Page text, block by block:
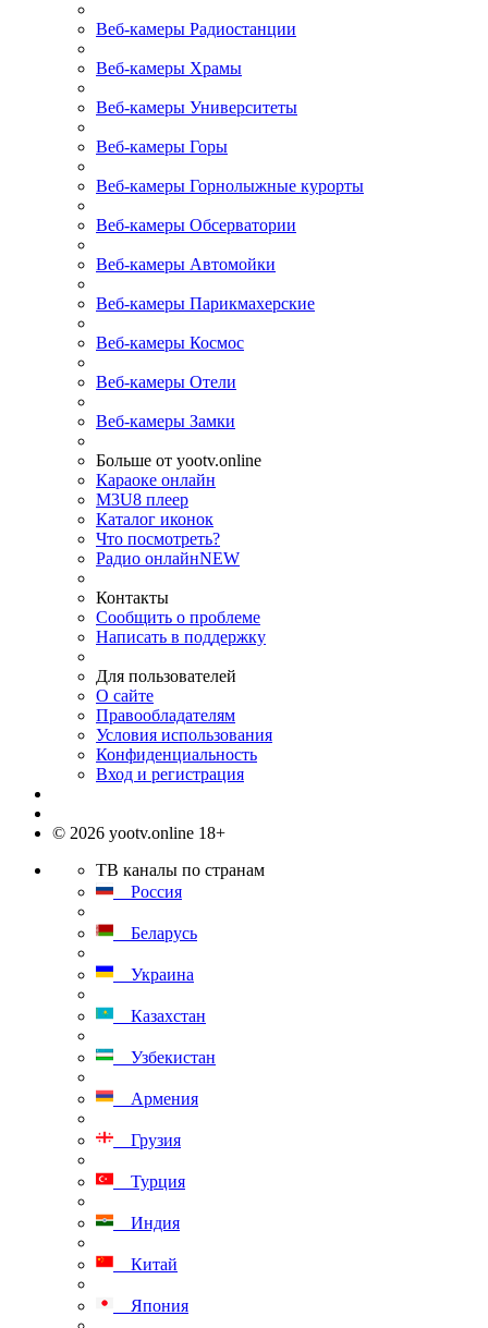
Веб-камеры Радиостанции
Веб-камеры Храмы
Веб-камеры Университеты
Веб-камеры Горы
Веб-камеры Горнолыжные курорты
Веб-камеры Обсерватории
Веб-камеры Автомойки
Веб-камеры Парикмахерские
Веб-камеры Космос
Веб-камеры Отели
Веб-камеры Замки
Больше от yootv.online
Караоке онлайн
M3U8 плеер
Каталог иконок
Что посмотреть?
Радио онлайнNEW
Контакты
Сообщить о проблеме
Написать в поддержку
Для пользователей
О сайте
Правообладателям
Условия использования
Конфиденциальность
Вход и регистрация
© 2026 yootv.online 18+
ТВ каналы по странам
Россия
Беларусь
Украина
Казахстан
Узбекистан
Армения
Грузия
Турция
Индия
Китай
Япония